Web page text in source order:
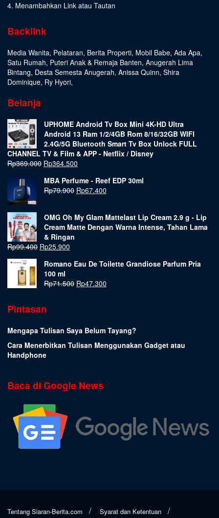
4. Menambahkan Link atau Tautan
Backlink
Media Wanita, Pelataran, Berita Properti, Mobil Babe, Ada Apa,
Satu Rumah, Puteri Anak & Remaja Banten, Anugerah Lima
Bintang, Desta Semesta Anugerah, Anissa Quinn, Shira
Dominique, Ry Hyori,
Belanja
UPHOME Android Tv Box Mini 4K-HD Ultra
Android 13 Ram 1/2/4GB Rom 8/16/32GB WIFI
2.4G/5G Bluetooth Smart Tv Box Unlock FULL
CHANNEL TV & Film & APP - Netflix / Disney
Rp369.000 Rp364.500
MBA Perfume - Reef EDP 30ml
Rp79.900 Rp67.400
OMG Oh My Glam Mattelast Lip Cream 2.9 g - Lip
Cream Matte Dengan Warna Intense, Tahan Lama
& Ringan
Rp99.400 Rp25.900
Romano Eau De Toilette Grandiose Parfum Pria
100 ml
Rp71.500 Rp47.300
Pintasan
Mengapa Tulisan Saya Belum Tayang?
Cara Menerbitkan Tulisan Menggunakan Gadget atau
Handphone
Baca di Google News
Tentang Siaran-Berita.com Syarat dan Ketentuan